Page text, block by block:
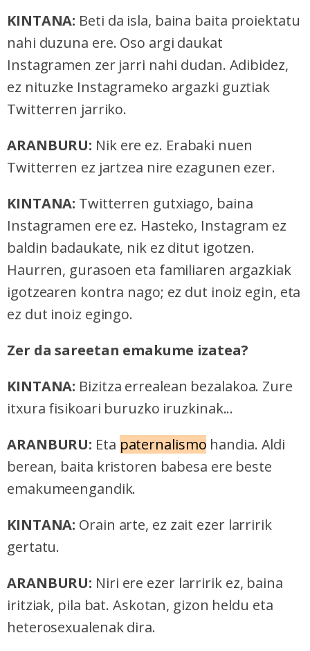
KINTANA: Beti da isla, baina baita proiektatu
nahi duzuna ere. Oso argi daukat
Instagramen zer jarri nahi dudan. Adibidez,
ez nituzke Instagrameko argazki guztiak
Twitterren jarriko.
ARANBURU: Nik ere ez. Erabaki nuen
Twitterren ez jartzea nire ezagunen ezer.
KINTANA: Twitterren gutxiago, baina
Instagramen ere ez. Hasteko, Instagram ez
baldin badaukate, nik ez ditut igotzen.
Haurren, gurasoen eta familiaren argazkiak
igotzearen kontra nago; ez dut inoiz egin, eta
ez dut inoiz egingo.
Zer da sareetan emakume izatea?
KINTANA: Bizitza errealean bezalakoa. Zure
itxura fisikoari buruzko iruzkinak...
ARANBURU: Eta paternalismo handia. Aldi
berean, baita kristoren babesa ere beste
emakumeengandik.
KINTANA: Orain arte, ez zait ezer larririk
gertatu.
ARANBURU: Niri ere ezer larririk ez, baina
iritziak, pila bat. Askotan, gizon heldu eta
heterosexualenak dira.